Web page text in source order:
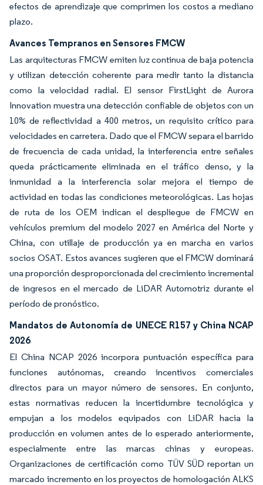
efectos de aprendizaje que comprimen los costos a mediano
plazo.
Avances Tempranos en Sensores FMCW
Las arquitecturas FMCW emiten luz continua de baja potencia
y utilizan detección coherente para medir tanto la distancia
como la velocidad radial. El sensor FirstLight de Aurora
Innovation muestra una detección confiable de objetos con un
10% de reflectividad a 400 metros, un requisito crítico para
velocidades en carretera. Dado que el FMCW separa el barrido
de frecuencia de cada unidad, la interferencia entre señales
queda prácticamente eliminada en el tráfico denso, y la
inmunidad a la interferencia solar mejora el tiempo de
actividad en todas las condiciones meteorológicas. Las hojas
de ruta de los OEM indican el despliegue de FMCW en
vehículos premium del modelo 2027 en América del Norte y
China, con utillaje de producción ya en marcha en varios
socios OSAT. Estos avances sugieren que el FMCW dominará
una proporción desproporcionada del crecimiento incremental
de ingresos en el mercado de LiDAR Automotriz durante el
período de pronóstico.
Mandatos de Autonomía de UNECE R157 y China NCAP
2026
El China NCAP 2026 incorpora puntuación específica para
funciones autónomas, creando incentivos comerciales
directos para un mayor número de sensores. En conjunto,
estas normativas reducen la incertidumbre tecnológica y
empujan a los modelos equipados con LiDAR hacia la
producción en volumen antes de lo esperado anteriormente,
especialmente entre las marcas chinas y europeas.
Organizaciones de certificación como TÜV SÜD reportan un
marcado incremento en los proyectos de homologación ALKS